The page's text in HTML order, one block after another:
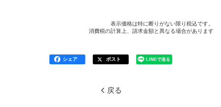
表示価格は特に断りがない限り税込です。
消費税の計算上、請求金額と異なる場合があります
シェア ポスト LINEで送る
戻る